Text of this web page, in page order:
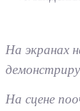
На экранах
На сцене